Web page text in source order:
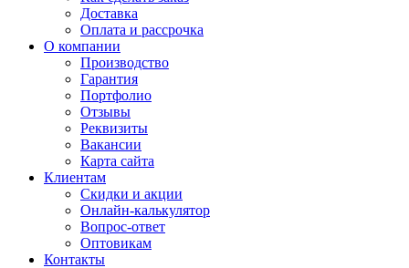
Доставка
Оплата и рассрочка
О компании
Производство
Гарантия
Портфолио
Отзывы
Реквизиты
Вакансии
Карта сайта
Клиентам
Скидки и акции
Онлайн-калькулятор
Вопрос-ответ
Оптовикам
Контакты